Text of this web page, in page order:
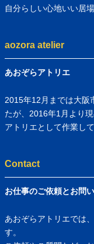
自分らしい心地いい居
aozora atelier
あおぞらアトリエ
2015年12月までは大阪
たが、2016年1月より
アトリエとして作業して
Contact
お仕事のご依頼とお問
あおぞらアトリエでは
す。